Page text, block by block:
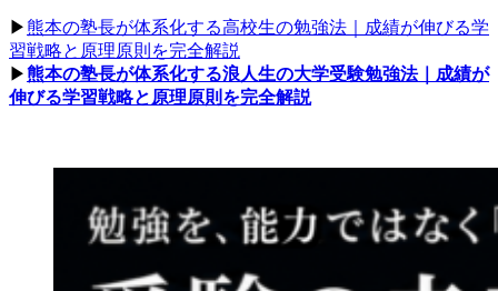
▶︎熊本の塾長が体系化する高校生の勉強法｜成績が伸びる学
習戦略と原理原則を完全解説
▶︎熊本の塾長が体系化する浪人生の大学受験勉強法｜成績が
伸びる学習戦略と原理原則を完全解説